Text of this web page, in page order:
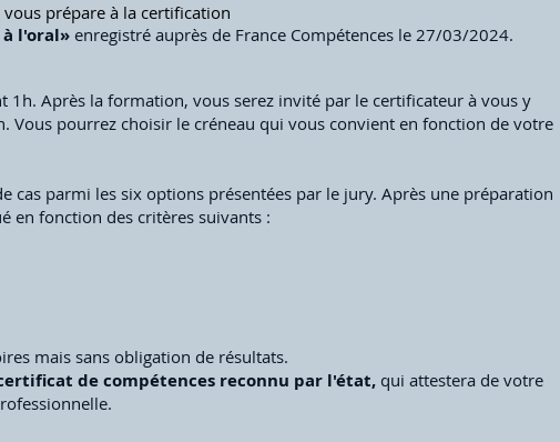
prépare à la certification
l'oral» enregistré auprès de France Compétences le 27/03/2024.
1h. Après la formation, vous serez invité par le certificateur à vous y
pourrez choisir le créneau qui vous convient en fonction de votre
cas parmi les six options présentées par le jury. Après une préparation
en fonction des critères suivants :
mais sans obligation de résultats.
de compétences reconnu par l'état, qui attestera de votre